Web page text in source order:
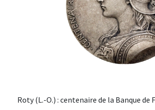
Roty (L.-O.) : centenaire de la Banque de